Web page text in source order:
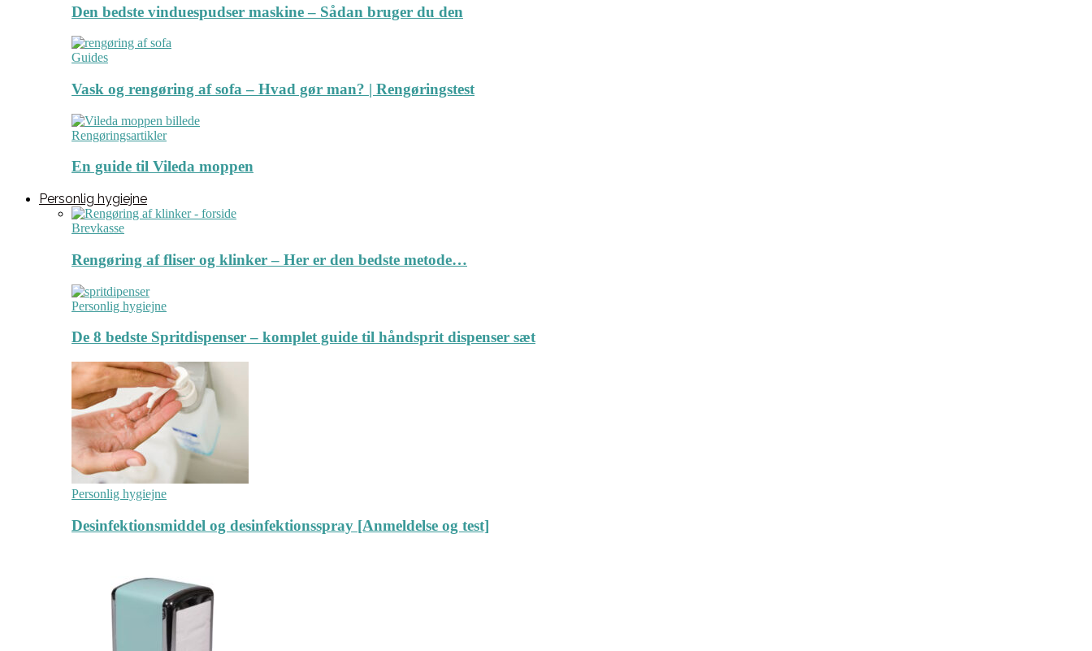
Den bedste vinduespudser maskine – Sådan bruger du den
Guides
Vask og rengøring af sofa – Hvad gør man? | Rengøringstest
Rengøringsartikler
En guide til Vileda moppen
Personlig hygiejne
Brevkasse
Rengøring af fliser og klinker – Her er den bedste metode…
Personlig hygiejne
De 8 bedste Spritdispenser – komplet guide til håndsprit dispenser sæt
Personlig hygiejne
Desinfektionsmiddel og desinfektionsspray [Anmeldelse og test]